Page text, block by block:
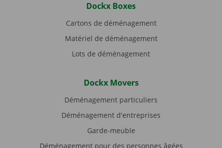
Dockx Boxes
Cartons de déménagement
Matériel de déménagement
Lots de déménagement
Dockx Movers
Déménagement particuliers
Déménagement d'entreprises
Garde-meuble
Déménagement pour des personnes âgées